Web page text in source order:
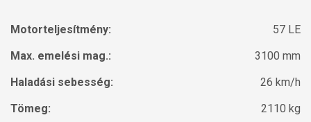
Motorteljesítmény:
57 LE
Max. emelési mag.:
3100 mm
Haladási sebesség:
26 km/h
Tömeg:
2110 kg